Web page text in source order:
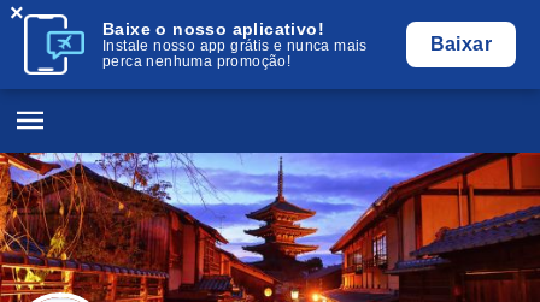
Baixe o nosso aplicativo!
Instale nosso app grátis e nunca mais
perca nenhuma promoção!
Baixar
×